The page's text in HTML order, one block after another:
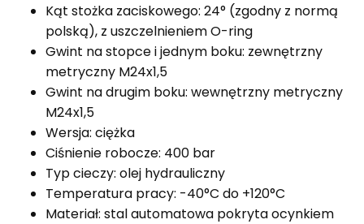
Kąt stożka zaciskowego: 24° (zgodny z normą
polską), z uszczelnieniem O-ring
Gwint na stopce i jednym boku: zewnętrzny
metryczny M24x1,5
Gwint na drugim boku: wewnętrzny metryczny
M24x1,5
Wersja: ciężka
Ciśnienie robocze: 400 bar
Typ cieczy: olej hydrauliczny
Temperatura pracy: -40°C do +120°C
Materiał: stal automatowa pokryta ocynkiem